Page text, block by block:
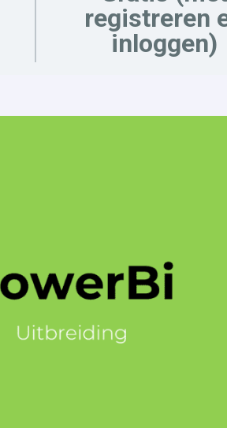
registreren
inloggen)